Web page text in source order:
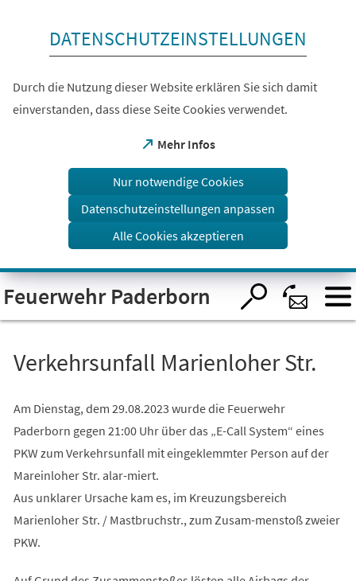
Visuelle
Assistenzsoftware
öffnen.
DATENSCHUTZEINSTELLUNGEN
Durch die Nutzung dieser Website erklären Sie sich damit
einverstanden, dass diese Seite Cookies verwendet.
Mehr Infos
(Öffnet
einem
Tab)
Nur notwendige Cookies
Datenschutzeinstellungen anpassen
Alle Cookies akzeptieren
Feuerwehr Paderborn
Verkehrsunfall Marienloher Str.
Am Dienstag, dem 29.08.2023 wurde die Feuerwehr
Paderborn gegen 21:00 Uhr über das „E-Call System“ eines
PKW zum Verkehrsunfall mit eingeklemmter Person auf der
Mareinloher Str. alar-miert.
Aus unklarer Ursache kam es, im Kreuzungsbereich
Marienloher Str. / Mastbruchstr., zum Zusam-menstoß zweier
PKW.